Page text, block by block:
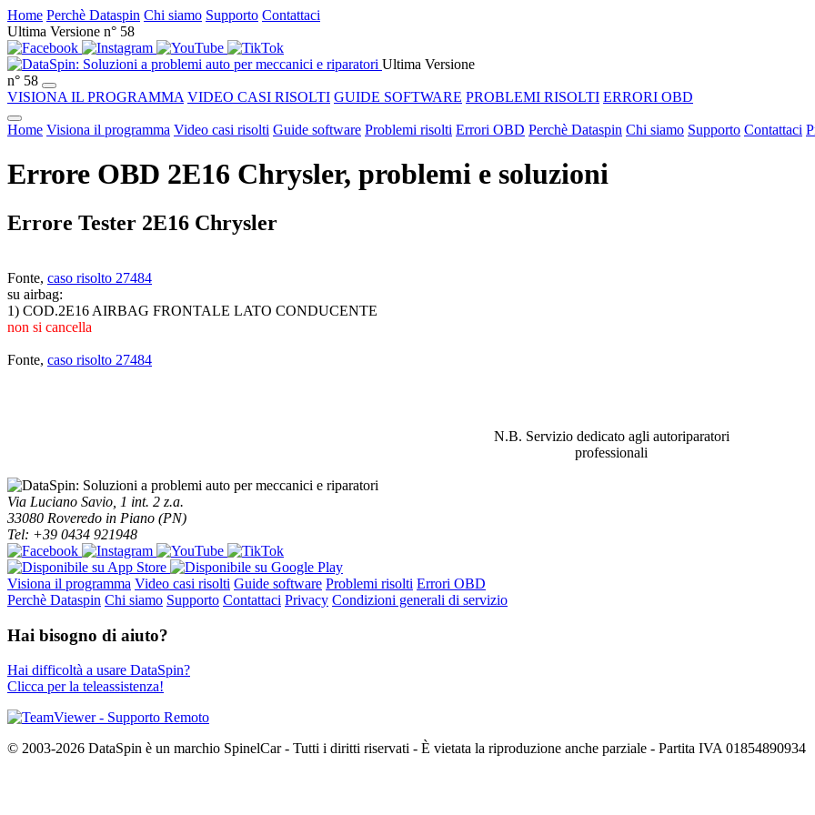
Home Perchè Dataspin Chi siamo Supporto Contattaci
Ultima Versione n° 58
Ultima Versione
n° 58
VISIONA IL PROGRAMMA VIDEO CASI RISOLTI GUIDE SOFTWARE PROBLEMI RISOLTI ERRORI OBD
Home Visiona il programma Video casi risolti Guide software Problemi risolti Errori OBD Perchè Dataspin Chi siamo Supporto Contattaci
Errore OBD 2E16 Chrysler, problemi e soluzioni
Errore Tester 2E16 Chrysler
Fonte, caso risolto 27484
su airbag:
1) COD.2E16 AIRBAG FRONTALE LATO CONDUCENTE
non si cancella
Fonte, caso risolto 27484
N.B. Servizio dedicato agli autoriparatori
professionali
Via Luciano Savio, 1 int. 2 z.a.
33080 Roveredo in Piano (PN)
Tel: +39 0434 921948
Visiona il programma Video casi risolti Guide software Problemi risolti Errori OBD
Perchè Dataspin Chi siamo Supporto Contattaci Privacy Condizioni generali di servizio
Hai bisogno di aiuto?
Hai difficoltà a usare DataSpin?
Clicca per la teleassistenza!
© 2003-2026 DataSpin è un marchio SpinelCar - Tutti i diritti riservati - È vietata la riproduzione anche parziale - Partita IVA 01854890934